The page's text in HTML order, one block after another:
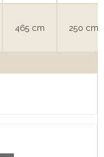
465 cm 250 cm